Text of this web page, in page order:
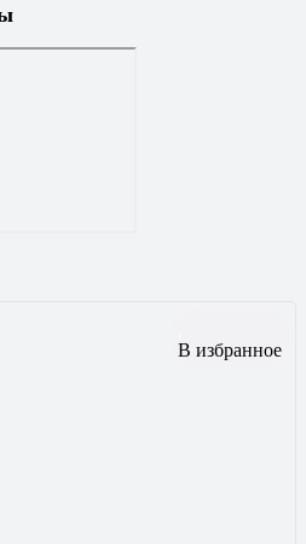
В избранное